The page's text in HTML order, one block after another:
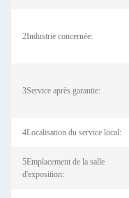
2Industrie concernée:
3Service après garantie:
4Localisation du service local:
5Emplacement de la salle
d'exposition: